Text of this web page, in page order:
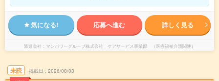
気になる! 応募へ進む 詳しく見る
派遣会社 マンパワーグループ株式会社 ケアサービス事業部 （医療福祉介護関連）
未読 掲載日 2026/08/03